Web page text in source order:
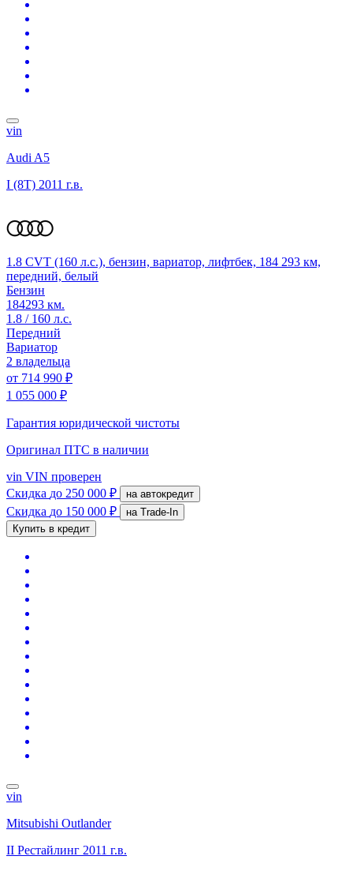
vin
Audi A5
I (8T) 2011 г.в.
1.8 CVT (160 л.с.), бензин, вариатор, лифтбек, 184 293 км,
передний, белый
Бензин
184293 км.
1.8 / 160 л.с.
Передний
Вариатор
2 владельца
от 714 990 ₽
1 055 000 ₽
Гарантия юридической чистоты
Оригинал ПТС в наличии
vin VIN проверен
Скидка до 250 000 ₽ на автокредит
Скидка до 150 000 ₽
на Trade-In
Купить в кредит
vin
Mitsubishi Outlander
II Рестайлинг 2011 г.в.